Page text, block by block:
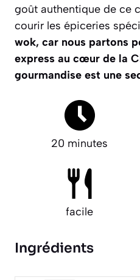
goût authentique de ce
courir les épiceries
wok, car nous partons
express au cœur de la
gourmandise est une
20 minutes
facile
Ingrédients